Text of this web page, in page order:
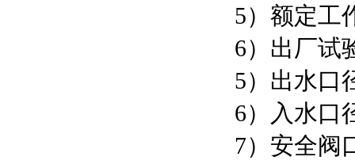
5）额定工
6）出厂试
5）出水口
6）入水口
7）安全阀